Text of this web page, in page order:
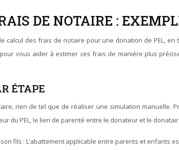
DE NOTAIRE :
calcul des frais de notaire pour une donation de PEL,
vous aider à estimer ces frais de manière plus
ÉTAPE
rien de tel que de réaliser une simulation manuelle.
du PEL, le lien de parenté entre le donateur et le
son fils : L’abattement applicable entre parents et enfants